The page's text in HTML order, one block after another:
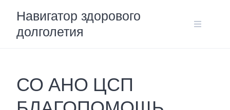
content
Навигатор здорового
долголетия
СО АНО ЦСП